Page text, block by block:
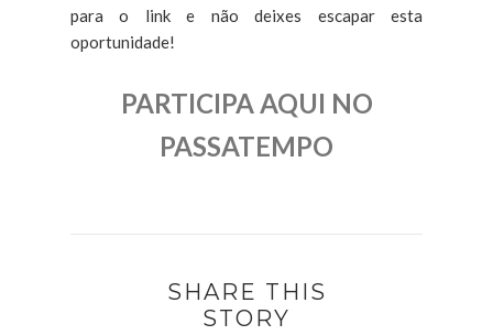
para o link e não deixes escapar esta
oportunidade!
PARTICIPA AQUI NO
PASSATEMPO
SHARE THIS
STORY